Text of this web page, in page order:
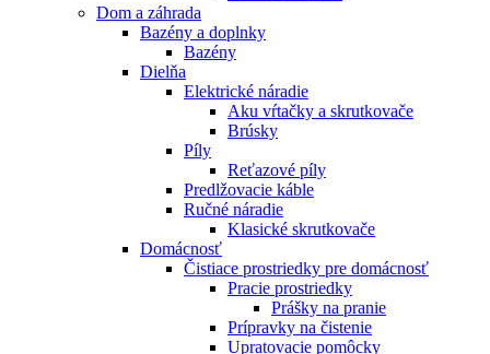
Dom a záhrada
Bazény a doplnky
Bazény
Dielňa
Elektrické náradie
Aku vŕtačky a skrutkovače
Brúsky
Píly
Reťazové píly
Predlžovacie káble
Ručné náradie
Klasické skrutkovače
Domácnosť
Čistiace prostriedky pre domácnosť
Pracie prostriedky
Prášky na pranie
Prípravky na čistenie
Upratovacie pomôcky